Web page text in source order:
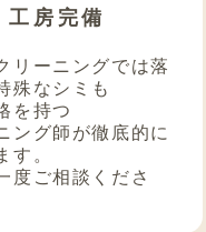
工房完備
リーニングでは落
殊なシミも
を持つ
ング師が徹底的に
す。
度ご相談くださ